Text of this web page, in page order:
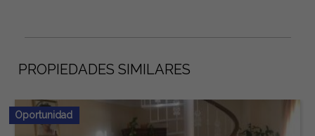
PROPIEDADES SIMILARES
Oportunidad